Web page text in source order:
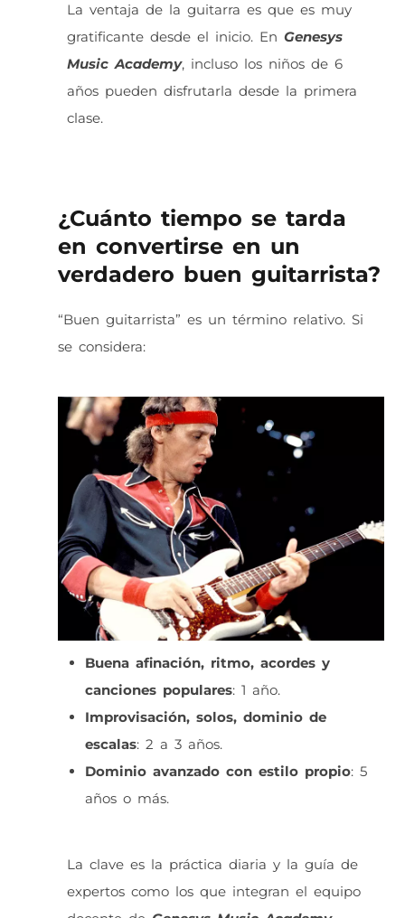
La ventaja de la guitarra es que es muy
gratificante desde el inicio. En Genesys
Music Academy, incluso los niños de 6
años pueden disfrutarla desde la primera
clase.
¿Cuánto tiempo se tarda
en convertirse en un
verdadero buen guitarrista?
“Buen guitarrista” es un término relativo. Si
se considera:
Buena afinación, ritmo, acordes y
canciones populares: 1 año.
Improvisación, solos, dominio de
escalas: 2 a 3 años.
Dominio avanzado con estilo propio: 5
años o más.
La clave es la práctica diaria y la guía de
expertos como los que integran el equipo